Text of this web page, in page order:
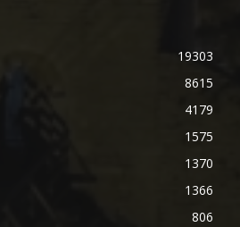
19303
8615
4179
1575
1370
1366
806